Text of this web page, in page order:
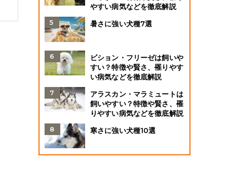
やすい病気などを徹底解説
暑さに強い犬種7選
ビション・フリーゼは飼いや
すい？特徴や賢さ、罹りやす
い病気などを徹底解説
アラスカン・マラミュートは
飼いやすい？特徴や賢さ、罹
りやすい病気などを徹底解説
寒さに強い犬種10選